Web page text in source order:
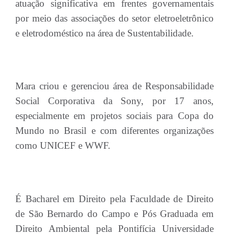
atuação significativa em frentes governamentais
por meio das associações do setor eletroeletrônico
e eletrodoméstico na área de Sustentabilidade.
Mara criou e gerenciou área de Responsabilidade
Social Corporativa da Sony, por 17 anos,
especialmente em projetos sociais para Copa do
Mundo no Brasil e com diferentes organizações
como UNICEF e WWF.
É Bacharel em Direito pela Faculdade de Direito
de São Bernardo do Campo e Pós Graduada em
Direito Ambiental pela Pontifícia Universidade